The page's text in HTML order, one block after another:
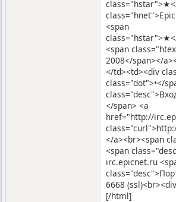
<span
<span
2008</span></
</td><td><div
class="dot">•</
</span> <a
href="http://
</a><br><span
<span
irc.epicnet.ru
6668
[/html]